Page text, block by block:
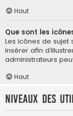
Haut
Que sont les
Les icônes de sujet
insérer afin
administrateurs
Haut
Niveaux des